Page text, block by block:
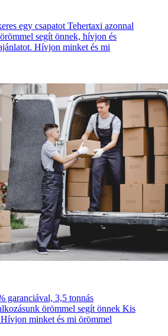
egy csapatot Tehertaxi azonnal
segít önnek, hívjon és
Hívjon minket és mi
garanciával, 3,5 tonnás
örömmel segít önnek Kis
minket és mi örömmel